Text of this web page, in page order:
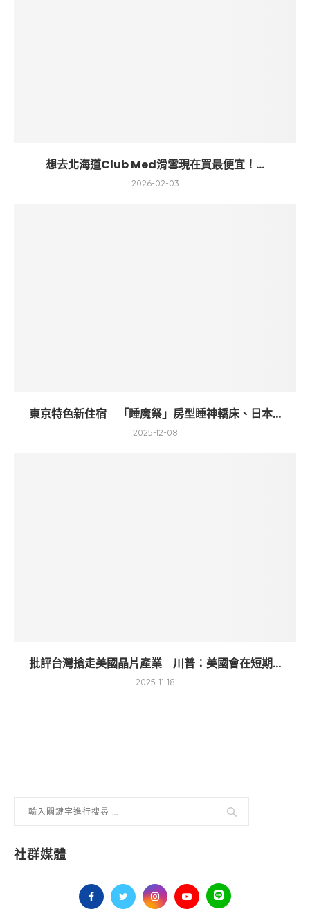
想去北海道Club Med滑雪現在買最便宜！...
2026-02-03
東京特色新住宿 「睡魔祭」房型睡神轎床、日本...
2025-12-08
批評台灣搶走美國晶片產業 川普：美國會在短期...
2025-11-18
社群媒體